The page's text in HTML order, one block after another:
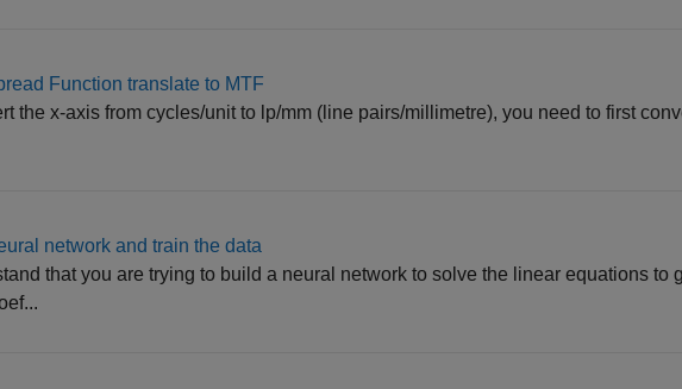
Function translate to MTF
the x-axis from cycles/unit to lp/mm (line pairs/millimetre), you need to first
network and train the data
that you are trying to build a neural network to solve the linear equations to